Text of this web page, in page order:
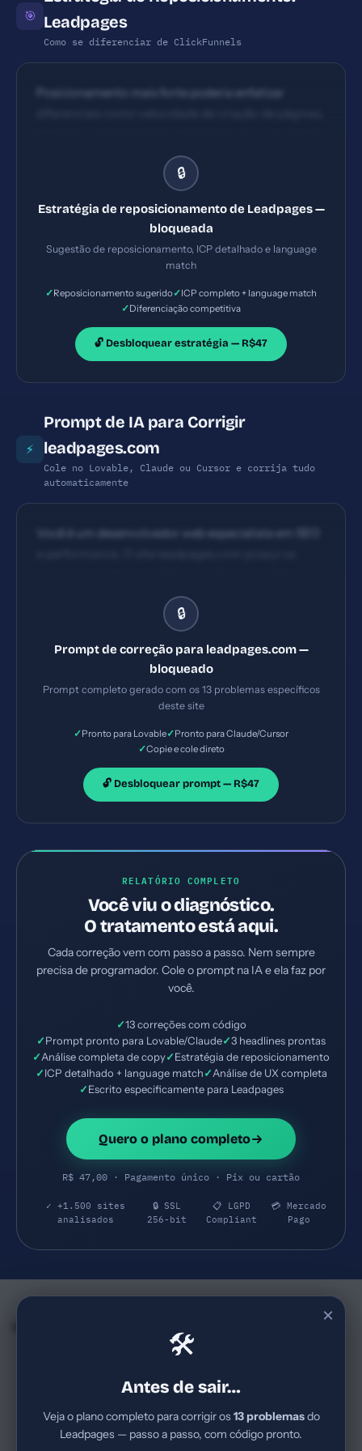
🎯
Leadpages
Como se diferenciar de ClickFunnels
Posicionamento mais forte poderia enfatizar
e casos de sucesso com métricas claras (ex.:
aumento de x% em conversões). Ex.: 'Aceleramos
commerce, com A/B testing embutido.'
🔒
Estratégia de reposicionamento de Leadpages —
bloqueada
Sugestão de reposicionamento, ICP detalhado e language
match
✓Reposicionamento sugerido✓ICP completo + language match
✓Diferenciação competitiva
🔓 Desbloquear estratégia — R$47
⚡
Prompt de IA para Corrigir
leadpages.com
Cole no Lovable, Claude ou Cursor e corrija tudo
automaticamente
Você é um desenvolvedor web especialista em SEO
ausente 2) X-Frame-Options ausente 3) X-
Content-Type-Options ausente 4) Referrer-Policy
gerando os arquivos necessários e configurações de
servidor. Priorize as correções críticas primeiro.
🔒
Prompt de correção para leadpages.com —
bloqueado
Prompt completo gerado com os 13 problemas específicos
deste site
✓Pronto para Lovable✓Pronto para Claude/Cursor
✓Copie e cole direto
🔓 Desbloquear prompt — R$47
RELATÓRIO COMPLETO
Você viu o diagnóstico.
O tratamento está aqui.
Cada correção vem com passo a passo. Nem sempre
precisa de programador. Cole o prompt na IA e ela faz por
você.
✓13 correções com código
✓Prompt pronto para Lovable/Claude✓3 headlines prontas
✓Análise completa de copy✓Estratégia de reposicionamento
✓ICP detalhado + language match✓Análise de UX completa
✓Escrito especificamente para Leadpages
Quero o plano completo
R$ 47,00 · Pagamento único · Pix ou cartão
✓ +1.500 sites
analisados
🔒 SSL
256-bit
📋 LGPD
Compliant
💳 Mercado
Pago
×
🛠
Antes de sair…
Veja o plano completo para corrigir os13 problemasdo
Leadpages — passo a passo, com código pronto.
Plataforma de funis de vendas
digitais, marketplaces de
produtos digitais,
Empresa de tecnologia de
criação de landing pages,
otimização de conversões,